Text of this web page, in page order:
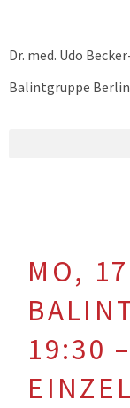
Dr. med. Udo
Balintgruppe Berlin
MO,
19:30